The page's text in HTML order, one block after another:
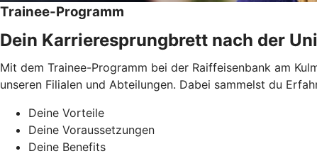
Trainee-Programm
Dein Karrieresprungbrett nach der Uni
Mit dem Trainee-Programm bei der Raiffeisenbank am
unseren Filialen und Abteilungen. Dabei sammelst du
Deine Vorteile
Deine Voraussetzungen
Deine Benefits